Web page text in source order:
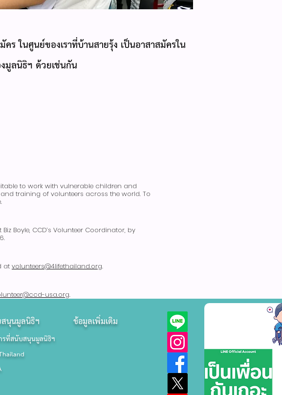
ร ในศูนย์ของเราที่บ้านสายรุ้ง เป็นอาสาสมัครใน
มูลนิธิฯ ด้วยเช่นกัน
to work with vulnerable children and
training of volunteers across the world. To
Boyle, CCD’s Volunteer Coordinator, by
at volunteers@4lifethailand.org.
usa.org.
นุนมูลนิธิฯ
รที่สนับสนุนมูลนิธิฯ
ข้อมูลเพิ่มเติม